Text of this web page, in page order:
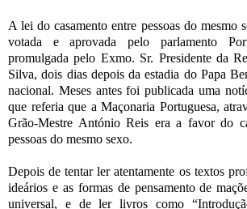
A lei do casamento entre pessoas do mesmo
votada e aprovada pelo parlamento
promulgada pelo Exmo. Sr. Presidente da
Silva, dois dias depois da estadia do Papa
nacional. Meses antes foi publicada uma
que referia que a Maçonaria Portuguesa,
Grão-Mestre António Reis era a favor do
pessoas do mesmo sexo.
Depois de tentar ler atentamente os textos
ideários e as formas de pensamento de
universal, e de ler livros como